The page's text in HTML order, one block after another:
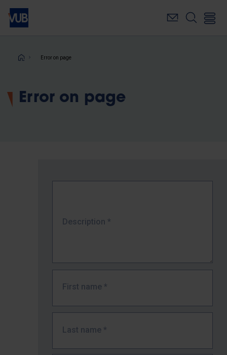
Skip
main
Breadcrumb
Error on page
Error on page
Description *
First name *
Last name *